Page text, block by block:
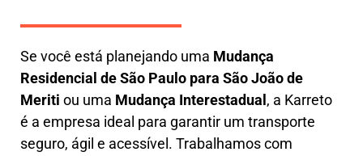
Se você está planejando uma Mudança
Residencial de São Paulo para São João de
Meriti ou uma Mudança Interestadual , a Karreto
é a empresa ideal para garantir um transporte
seguro, ágil e acessível. Trabalhamos com